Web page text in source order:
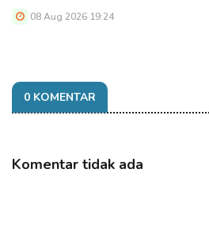
08 Aug 2026 19:24
0 KOMENTAR
Komentar tidak ada